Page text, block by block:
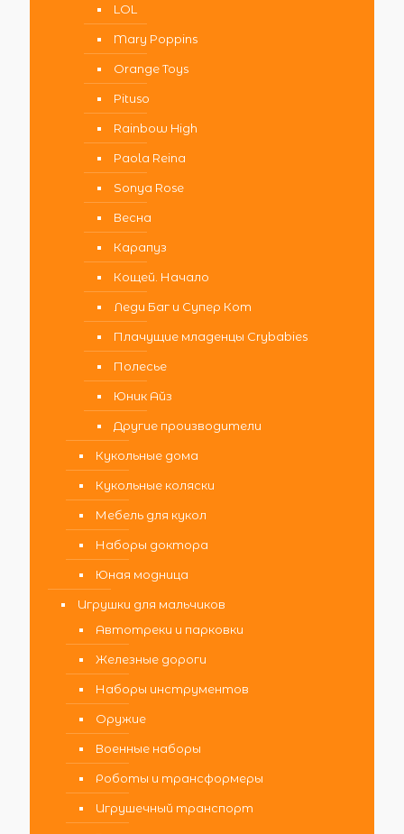
LOL
Mary Poppins
Orange Toys
Pituso
Rainbow High
Paola Reina
Sonya Rose
Весна
Карапуз
Кощей. Начало
Леди Баг и Супер Кот
Плачущие младенцы Crybabies
Полесье
Юник Айз
Другие производители
Кукольные дома
Кукольные коляски
Мебель для кукол
Наборы доктора
Юная модница
Игрушки для мальчиков
Автотреки и парковки
Железные дороги
Наборы инструментов
Оружие
Военные наборы
Роботы и трансформеры
Игрушечный транспорт